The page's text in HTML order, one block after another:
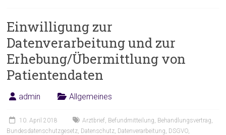
Einwilligung zur
Datenverarbeitung und zur
Erhebung/Übermittlung von
Patientendaten
admin Allgemeines
10. April 2018 Arztbrief, Befundmitteilung, Behandlungsvertrag,
Bundesdatenschutzgesetz, Datenschutz, Datenverarbeitung, DSGVO,